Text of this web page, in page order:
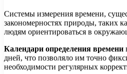
Системы измерения времени,
закономерностях природы, таких
людям ориентироваться в
Календари определения времени
дней, что позволяло им точно
необходимости регулярных